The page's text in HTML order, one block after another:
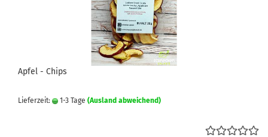
Apfel - Chips
Lieferzeit: 1-3 Tage (Ausland abweichend)